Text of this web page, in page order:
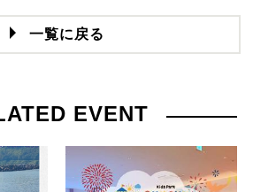
一覧に戻る
EVENT